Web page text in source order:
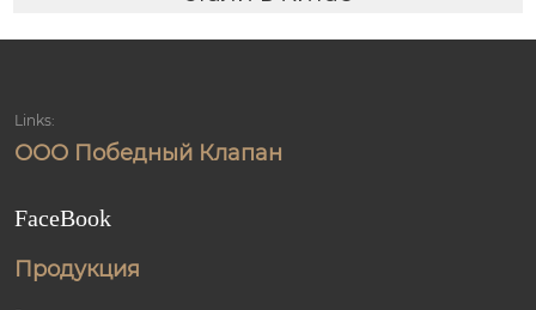
Links:
ООО Победный Клапан
FaceBook
Продукция